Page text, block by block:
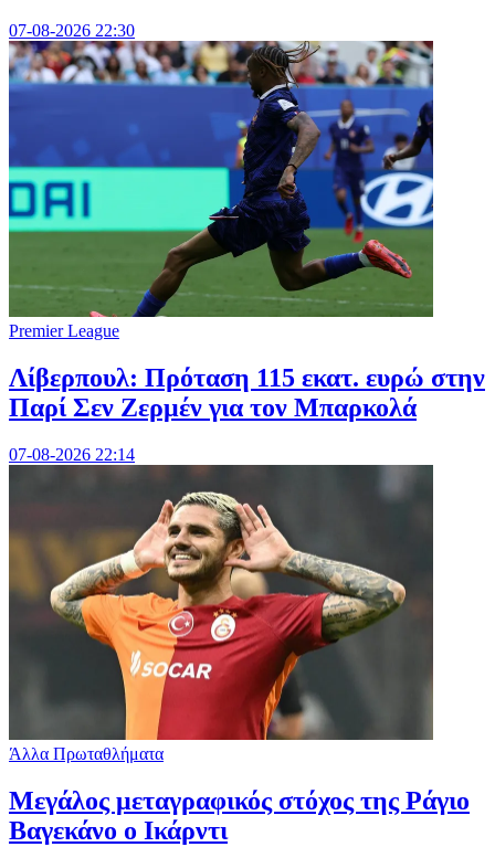
07-08-2026 22:30
Premier League
Λίβερπουλ: Πρόταση 115 εκατ. ευρώ στην
Παρί Σεν Ζερμέν για τον Μπαρκολά
07-08-2026 22:14
Άλλα Πρωταθλήματα
Μεγάλος μεταγραφικός στόχος της Ράγιο
Βαγεκάνο ο Ικάρντι